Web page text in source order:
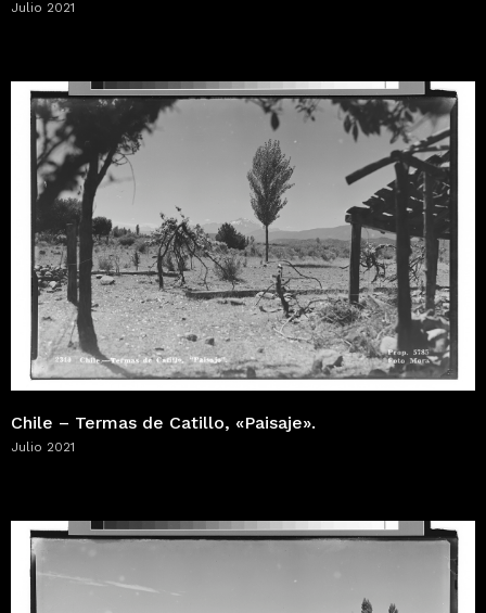
Julio 2021
Chile – Termas de Catillo, «Paisaje».
Julio 2021